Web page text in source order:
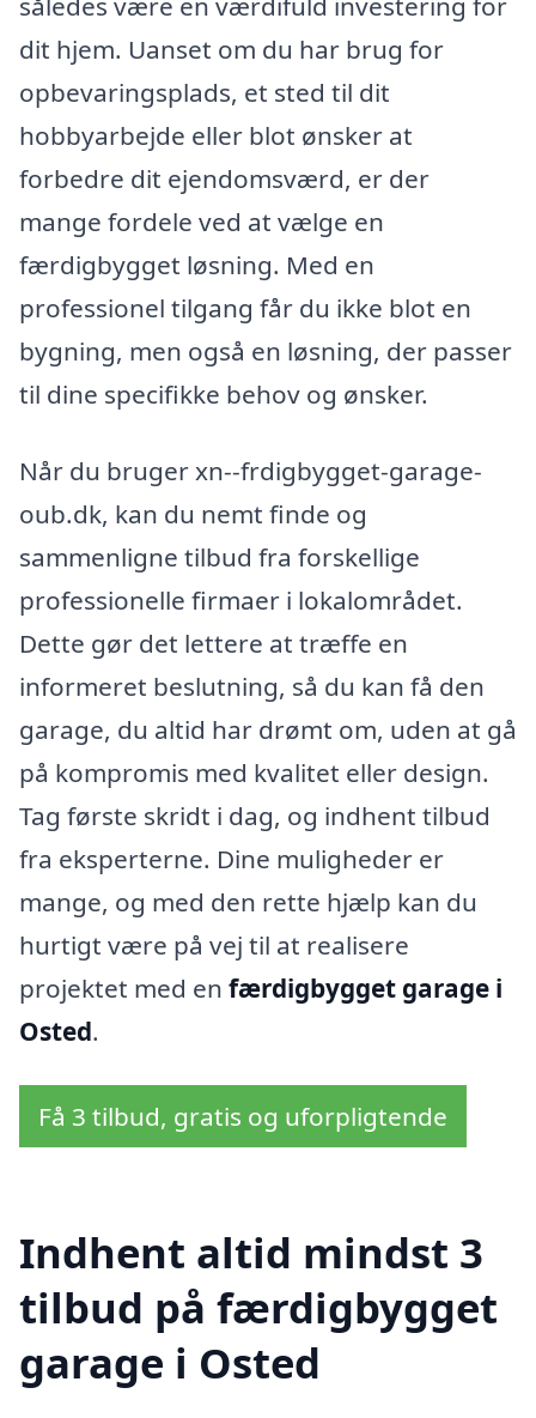
dit hjem. Uanset om du har brug for
opbevaringsplads, et sted til dit
hobbyarbejde eller blot ønsker at
forbedre dit ejendomsværd, er der
mange fordele ved at vælge en
færdigbygget løsning. Med en
professionel tilgang får du ikke blot en
bygning, men også en løsning, der passer
til dine specifikke behov og ønsker.
Når du bruger xn--frdigbygget-garage-
oub.dk, kan du nemt finde og
sammenligne tilbud fra forskellige
professionelle firmaer i lokalområdet.
Dette gør det lettere at træffe en
informeret beslutning, så du kan få den
garage, du altid har drømt om, uden at gå
på kompromis med kvalitet eller design.
Tag første skridt i dag, og indhent tilbud
fra eksperterne. Dine muligheder er
mange, og med den rette hjælp kan du
hurtigt være på vej til at realisere
projektet med en færdigbygget garage i
Osted.
Få 3 tilbud, gratis og uforpligtende
Indhent altid mindst 3
tilbud på færdigbygget
garage i Osted